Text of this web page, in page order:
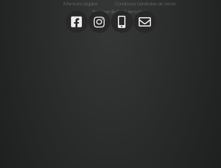
Mentions légales
Conditions Générales de Vente
Politique de Confidentialité